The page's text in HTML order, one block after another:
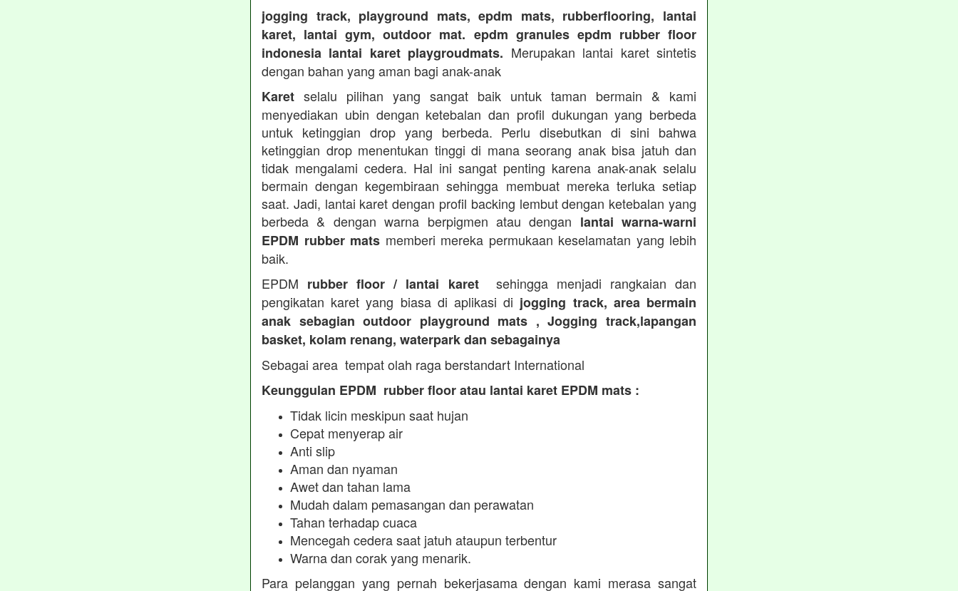
jogging track, playground mats, epdm mats, rubberflooring, lantai
karet, lantai gym, outdoor mat. epdm granules epdm rubber floor
indonesia lantai karet playgroudmats. Merupakan lantai karet sintetis
dengan bahan yang aman bagi anak-anak
Karet selalu pilihan yang sangat baik untuk taman bermain & kami
menyediakan ubin dengan ketebalan dan profil dukungan yang berbeda
untuk ketinggian drop yang berbeda. Perlu disebutkan di sini bahwa
ketinggian drop menentukan tinggi di mana seorang anak bisa jatuh dan
tidak mengalami cedera. Hal ini sangat penting karena anak-anak selalu
bermain dengan kegembiraan sehingga membuat mereka terluka setiap
saat. Jadi, lantai karet dengan profil backing lembut dengan ketebalan yang
berbeda & dengan warna berpigmen atau dengan lantai warna-warni
EPDM rubber mats memberi mereka permukaan keselamatan yang lebih
baik.
EPDM rubber floor / lantai karetsehingga menjadi rangkaian dan
pengikatan karet yang biasa di aplikasi di jogging track, area bermain
anak sebagian outdoor playground mats , Jogging track,lapangan
basket, kolam renang, waterpark dan sebagainya
Sebagai area tempat olah raga berstandart International
Keunggulan EPDM rubber floor atau lantai karet EPDM mats :
Tidak licin meskipun saat hujan
Cepat menyerap air
Anti slip
Aman dan nyaman
Awet dan tahan lama
Mudah dalam pemasangan dan perawatan
Tahan terhadap cuaca
Mencegah cedera saat jatuh ataupun terbentur
Warna dan corak yang menarik.
Para pelanggan yang pernah bekerjasama dengan kami merasa sangat